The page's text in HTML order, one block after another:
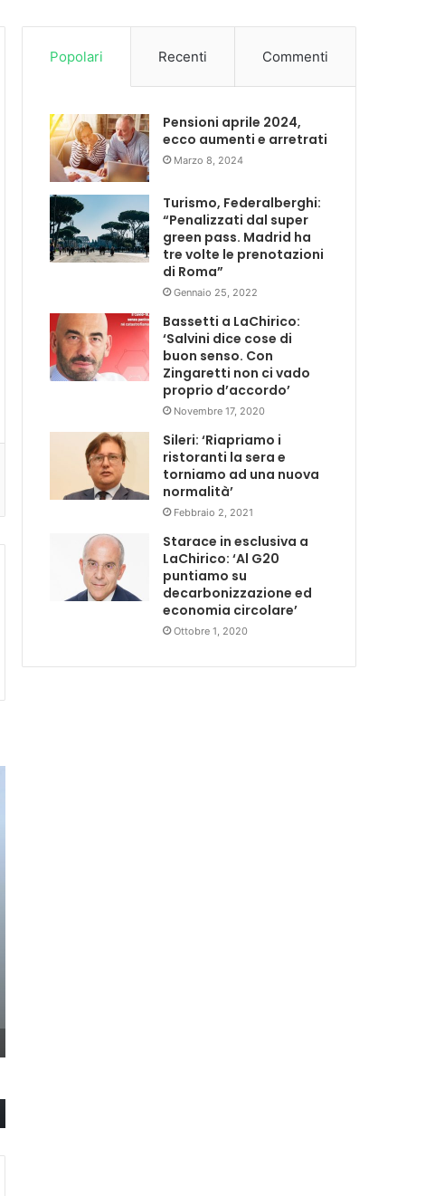
ma
Popolari Recenti Commenti
Pensioni aprile 2024,
ecco aumenti e arretrati
Marzo 8, 2024
Turismo, Federalberghi:
“Penalizzati dal super
green pass. Madrid ha
tre volte le prenotazioni
di Roma”
Gennaio 25, 2022
Bassetti a LaChirico:
‘Salvini dice cose di
buon senso. Con
Zingaretti non ci vado
proprio d’accordo’
Novembre 17, 2020
Sileri: ‘Riapriamo i
ristoranti la sera e
torniamo ad una nuova
normalità’
Febbraio 2, 2021
Starace in esclusiva a
LaChirico: ‘Al G20
puntiamo su
decarbonizzazione ed
economia circolare’
Ottobre 1, 2020